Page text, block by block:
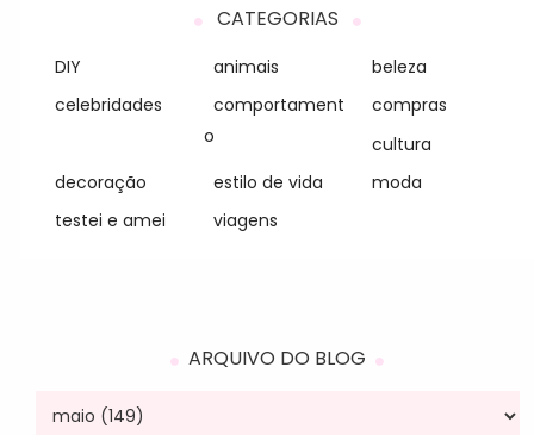
CATEGORIAS
DIY animais
beleza
celebridades
comportament
o
compras
cultura
decoração
estilo de vida
moda
testei e amei
viagens
ARQUIVO DO BLOG